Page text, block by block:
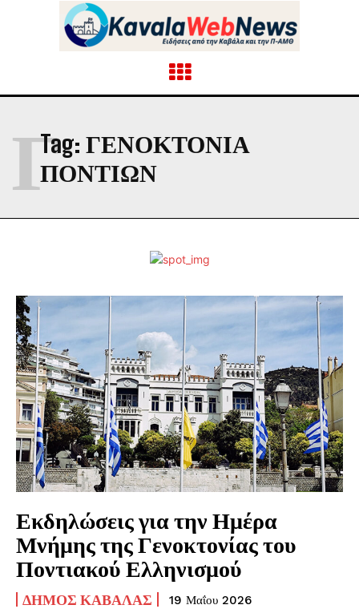
Tag: ΓΕΝΟΚΤΟΝΙΑ
ΠΟΝΤΙΩΝ
Γ
Εκδηλώσεις για την Ημέρα
Μνήμης της Γενοκτονίας του
Ποντιακού Ελληνισμού
ΔΉΜΟΣ ΚΑΒΆΛΑΣ 19 Μαΐου 2026